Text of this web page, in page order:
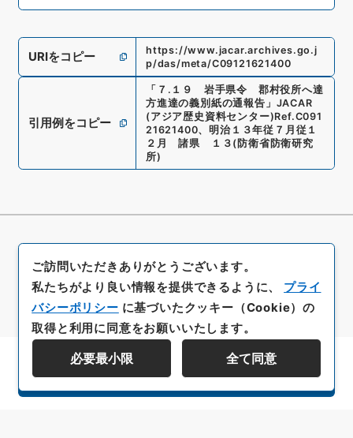
URIをコピー
https://www.jacar.archives.go.j
p/das/meta/C09121621400
引用例をコピー
「 ７.１９ 岩手県令 郡村役所へ達
方進達の義別紙の通報告 」 JACAR
(アジア歴史資料センター)Ref.C091
21621400、明治１３年従７月従１
２月 諸県 １３ ( 防衛省防衛研究
所)
資料群階層を表示する
ご訪問いただきありがとうございます。
私たちがより良い情報を提供できるように、 プライ
バシーポリシー に基づいたクッキー（Cookie）の
取得と利用に同意をお願いいたします。
必要最小限 全て同意